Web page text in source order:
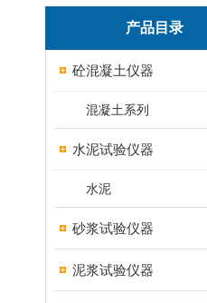
产品目录
砼混凝土仪器
混凝土系列
水泥试验仪器
水泥
砂浆试验仪器
泥浆试验仪器